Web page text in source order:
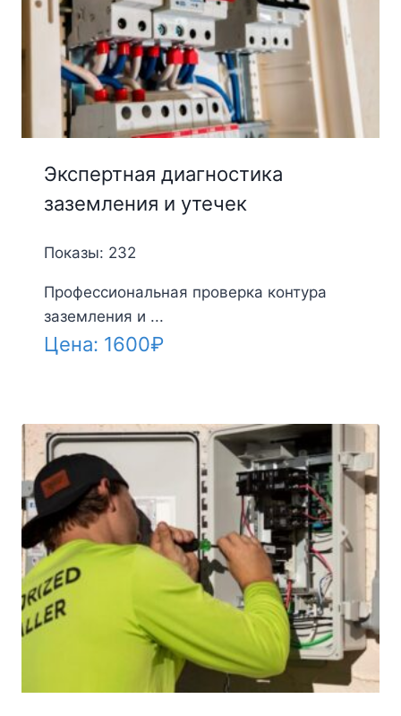
Экспертная диагностика
заземления и утечек
Показы: 232
Профессиональная проверка контура
заземления и ...
Цена: 1600₽